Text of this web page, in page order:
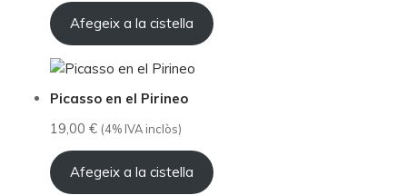
Afegeix a la cistella
Picasso en el Pirineo
19,00 € (4% IVA inclòs)
Afegeix a la cistella